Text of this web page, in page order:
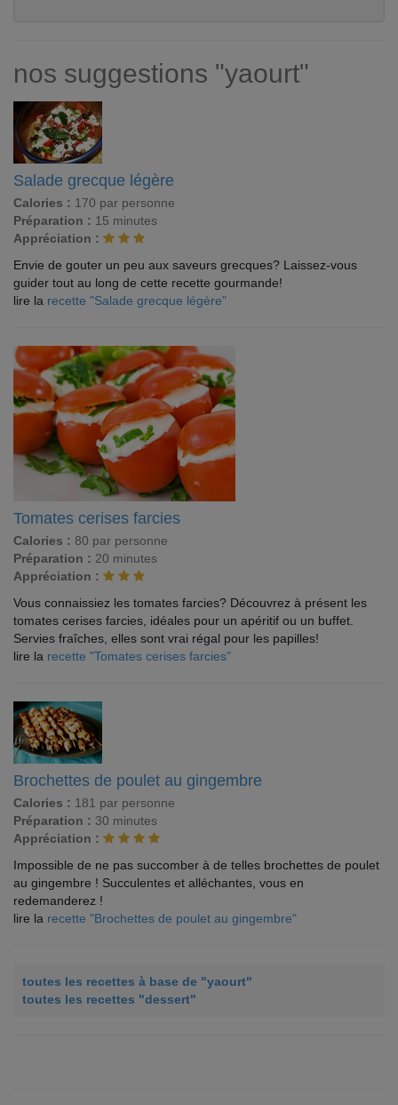
nos suggestions "yaourt"
Salade grecque légère
Calories : 170 par personne
Préparation : 15 minutes
Appréciation :
Envie de gouter un peu aux saveurs grecques? Laissez-vous
guider tout au long de cette recette gourmande!
lire la recette "Salade grecque légère"
Tomates cerises farcies
Calories : 80 par personne
Préparation : 20 minutes
Appréciation :
Vous connaissiez les tomates farcies? Découvrez à présent les
tomates cerises farcies, idéales pour un apéritif ou un buffet.
Servies fraîches, elles sont vrai régal pour les papilles!
lire la recette "Tomates cerises farcies"
Brochettes de poulet au gingembre
Calories : 181 par personne
Préparation : 30 minutes
Appréciation :
Impossible de ne pas succomber à de telles brochettes de poulet
au gingembre ! Succulentes et alléchantes, vous en
redemanderez !
lire la recette "Brochettes de poulet au gingembre"
toutes les recettes à base de "yaourt"
toutes les recettes "dessert"